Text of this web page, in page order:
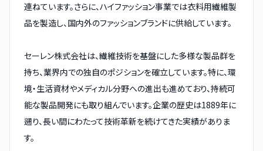
連ねています。さらに、ハイファッション事業では衣料用繊維製
品を製造し、国内外のファッションブランドに供給しています。
セーレン株式会社は、繊維技術を基盤にした多様な製品群を
持ち、業界内での独自のポジションを確立しています。特に、環
境・生活資材やメディカル分野への進出も進めており、持続可
能な製品開発にも取り組んでいます。企業の歴史は1889年に
遡り、長い間にわたって技術革新を続けてきた実績がありま
す。